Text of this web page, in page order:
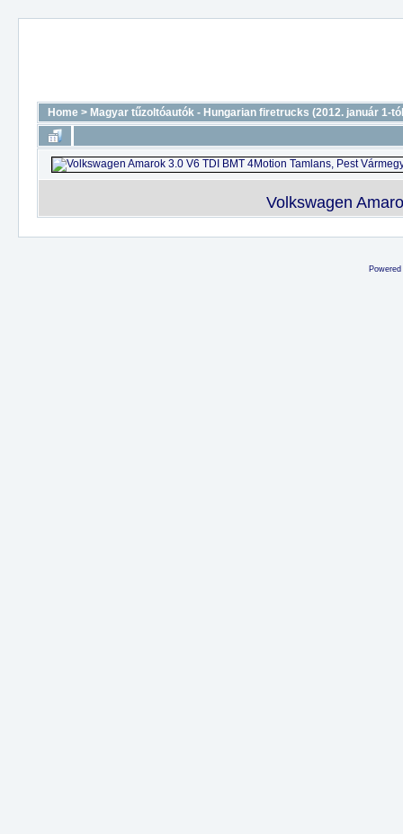
Home > Magyar tűzoltóautók - Hungarian firetrucks (2012. január 1-
Volkswagen